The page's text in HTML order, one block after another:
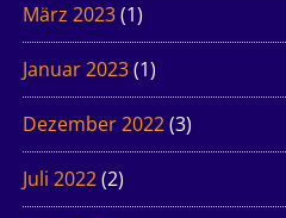
März 2023(1)
Januar 2023(1)
Dezember 2022(3)
Juli 2022(2)